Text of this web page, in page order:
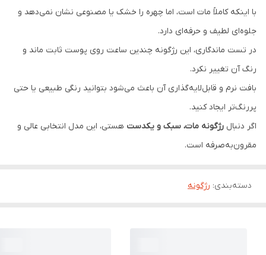
با اینکه کاملاً مات است، اما چهره را خشک یا مصنوعی نشان نمی‌دهد و
جلوه‌ای لطیف و حرفه‌ای دارد.
در تست ماندگاری، این رژگونه چندین ساعت روی پوست ثابت ماند و
رنگ آن تغییر نکرد.
بافت نرم و قابل‌لایه‌گذاری آن باعث می‌شود بتوانید رنگی طبیعی یا حتی
پررنگ‌تر ایجاد کنید.
اگر دنبال رژگونه مات، سبک و یکدست هستی، این مدل انتخابی عالی و
مقرون‌به‌صرفه است.
دسته‌بندی: رژگونه